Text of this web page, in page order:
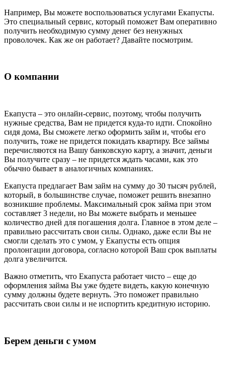
Например, Вы можете воспользоваться услугами Екапусты.
Это специальный сервис, который поможет Вам оперативно
получить необходимую сумму денег без ненужных
проволочек. Как же он работает? Давайте посмотрим.
О компании
Екапуста – это онлайн-сервис, поэтому, чтобы получить
нужные средства, Вам не придется куда-то идти. Спокойно
сидя дома, Вы сможете легко оформить займ и, чтобы его
получить, тоже не придется покидать квартиру. Все займы
перечисляются на Вашу банковскую карту, а значит, деньги
Вы получите сразу – не придется ждать часами, как это
обычно бывает в аналогичных компаниях.
Екапуста предлагает Вам займ на сумму до 30 тысяч рублей,
который, в большинстве случае, поможет решить внезапно
возникшие проблемы. Максимальный срок займа при этом
составляет 3 недели, но Вы можете выбрать и меньшее
количество дней для погашения долга. Главное в этом деле –
правильно рассчитать свои силы. Однако, даже если Вы не
смогли сделать это с умом, у Екапусты есть опция
пролонгации договора, согласно которой Ваш срок выплаты
долга увеличится.
Важно отметить, что Екапуста работает чисто – еще до
оформления займа Вы уже будете видеть, какую конечную
сумму должны будете вернуть. Это поможет правильно
рассчитать свои силы и не испортить кредитную историю.
Берем деньги с умом